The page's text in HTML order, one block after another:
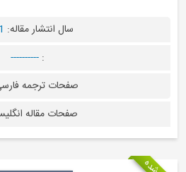
سال انتشار مقاله:2011
----------
صفحات ترجمه فارسی:14
صفحات مقاله انگلیسی:6